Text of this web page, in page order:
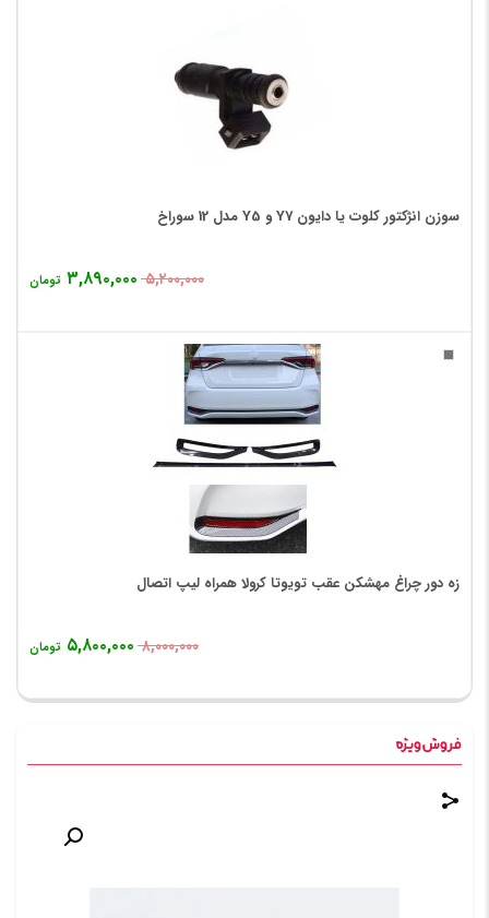
سوزن انژکتور کلوت یا دایون Y7 و Y5 مدل 12 سوراخ
۵,۲۰۰,۰۰۰ ۳,۸۹۰,۰۰۰ تومان
زه دور چراغ مهشکن عقب تویوتا کرولا همراه لیپ اتصال
۸,۰۰۰,۰۰۰ ۵,۸۰۰,۰۰۰ تومان